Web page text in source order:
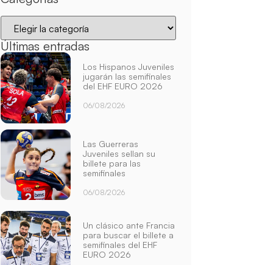
Últimas entradas
Los Hispanos Juveniles
jugarán las semifinales
del EHF EURO 2026
06/08/2026
Las Guerreras
Juveniles sellan su
billete para las
semifinales
06/08/2026
Un clásico ante Francia
para buscar el billete a
semifinales del EHF
EURO 2026